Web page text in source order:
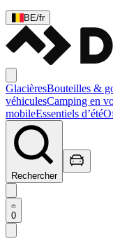
BE/fr
GlacièresBouteilles &
véhiculesCamping en
mobileEssentiels d’été
Rechercher
0